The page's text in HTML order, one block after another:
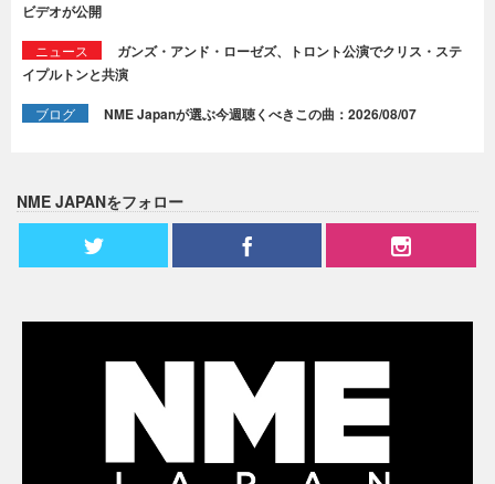
ビデオが公開
ニュース
ガンズ・アンド・ローゼズ、トロント公演でクリス・ステ
イプルトンと共演
ブログ NME Japanが選ぶ今週聴くべきこの曲：2026/08/07
NME JAPANをフォロー